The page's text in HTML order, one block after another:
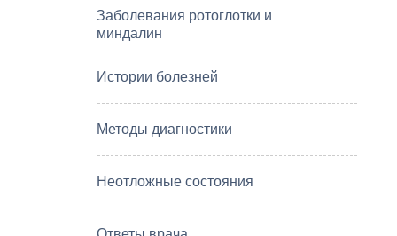
Заболевания ротоглотки и
миндалин
Истории болезней
Методы диагностики
Неотложные состояния